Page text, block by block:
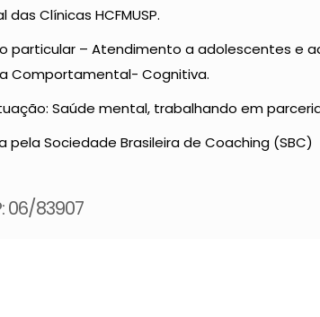
das Clínicas HCFMUSP.
particular – Atendimento a adolescentes e
Comportamental- Cognitiva.
Saúde mental, trabalhando em
pela Sociedade Brasileira de Coaching (SBC)
06/83907